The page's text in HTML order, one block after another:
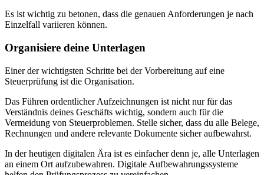
Es ist wichtig zu betonen, dass die genauen Anforderungen je nach
Einzelfall variieren können.
Organisiere deine Unterlagen
Einer der wichtigsten Schritte bei der Vorbereitung auf eine
Steuerprüfung ist die Organisation.
Das Führen ordentlicher Aufzeichnungen ist nicht nur für das
Verständnis deines Geschäfts wichtig, sondern auch für die
Vermeidung von Steuerproblemen. Stelle sicher, dass du alle Belege,
Rechnungen und andere relevante Dokumente sicher aufbewahrst.
In der heutigen digitalen Ära ist es einfacher denn je, alle Unterlagen
an einem Ort aufzubewahren. Digitale Aufbewahrungssysteme